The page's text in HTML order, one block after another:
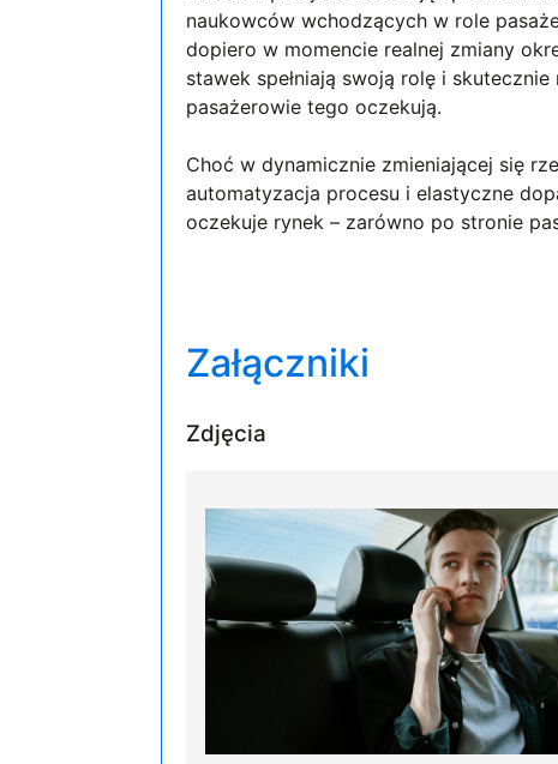
naukowców wchodzących w role
dopiero w momencie realnej zmiany
stawek spełniają swoją rolę i
pasażerowie tego oczekują.
Choć w dynamicznie zmieniającej się
automatyzacja procesu i elastyczne
oczekuje rynek – zarówno po stronie
Załączniki
Zdjęcia